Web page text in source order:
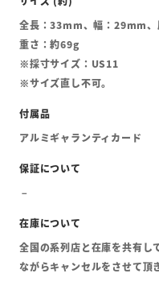
全長：33mm、幅：29mm
重さ：約69g
※採寸サイズ：US11
※サイズ直し不可。
アルミギャランティカード
全国の系列店と在庫を共有し
ながらキャンセルをさせて頂